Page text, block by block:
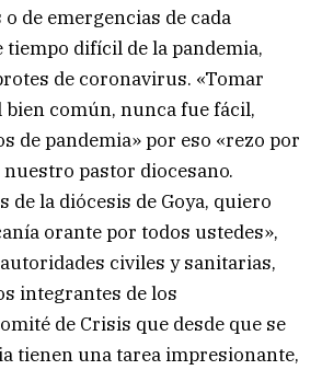
de emergencias de cada
tiempo difícil de la pandemia,
de coronavirus. «Tomar
bien común, nunca fue fácil,
de pandemia» por eso «rezo por
pastor diocesano.
de la diócesis de Goya, quiero
orante por todos ustedes»,
civiles y sanitarias,
integrantes de los
de Crisis que desde que se
tienen una tarea impresionante,